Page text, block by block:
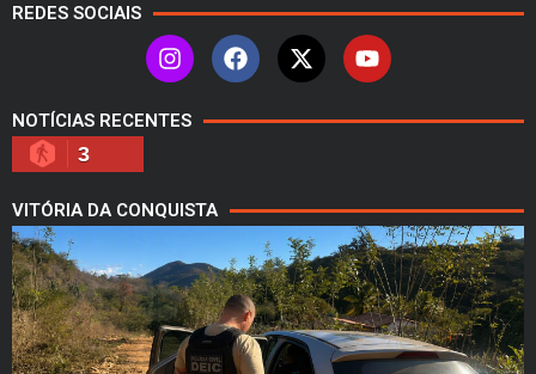
REDES SOCIAIS
NOTÍCIAS RECENTES
3
VITÓRIA DA CONQUISTA